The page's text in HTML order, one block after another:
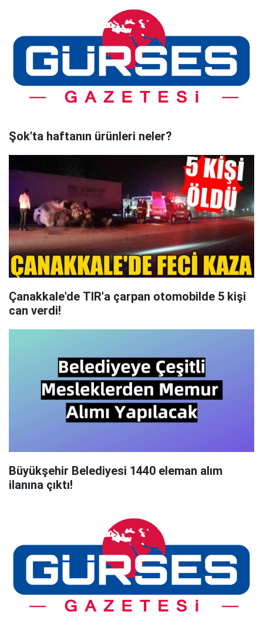
Şok'ta haftanın ürünleri neler?
Çanakkale'de TIR'a çarpan otomobilde 5 kişi
can verdi!
Büyükşehir Belediyesi 1440 eleman alım
ilanına çıktı!